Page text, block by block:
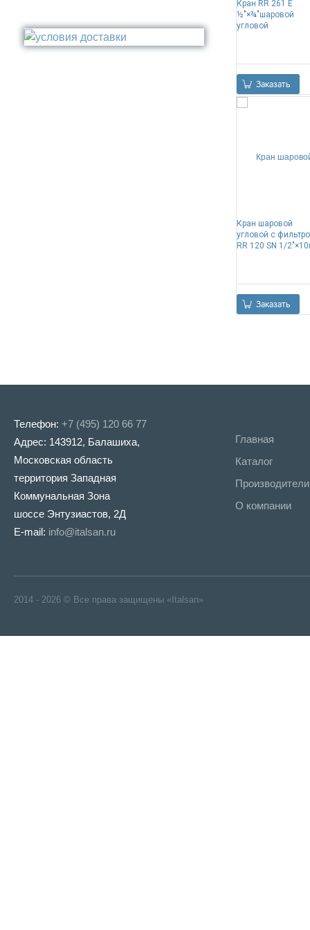
Стакан
Туалетный ёрш
Медь
Никель
Кран RR 261 E
½"×¾"шаровой
угловой
Заказать
Кран шаровой
угловой с
RR 120 SN 1/
Заказать
Телефон: +7 (495) 120 66 77
Адрес: 143912, Балашиха,
Московская область
территория Западная
Коммунальная Зона
шоссе Энтузиастов, 2Д
E-mail: info@italsan.ru
Главная
Каталог
Производители
О компании
2014 - 2026 © Все права защищены «Italsan»